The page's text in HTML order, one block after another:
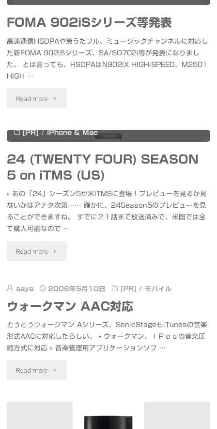
ス"
サ
ー
ビ
FOMA 902iSシリーズ等発表
高速通信HSDPAや着うたフル、ミュージックチャンネルに対応し
た新FOMA 902iSシリーズ、SA/SO702i等が発表になりまし
た。 とは言っても、HSDPAはN902iX HIGH-SPEED、M2501
HIGH …
Read more "FOMA
シ
リ
ー
ズ
等
発
表"
[PR] / iPhone & Mac
24 (TWENTY FOUR) SEASON
5 on iTMS (US)
» あの「24」シーズン5が米iTMSに登場！プレビューを見るか見
ないかはアナタ次第…… 確かに、24Season5のプレビューを見
ることができますね。 すでに２１話まで放送済みで、米国では全
て購入可能なので …
Read more "24
FOUR)
SEASON
on
saya 2006年5月10日 [PR] / モバイル
ウォークマン AAC対応
とうとうウォークマン Aシリーズ、SonicStageもiTunesの音楽
形式AACに対応したらしい。 » ウォークマン、ｉＰｏｄの音楽圧
縮方式に対応 » 音楽管理用アプリケーションソフ …
Read more "ウ